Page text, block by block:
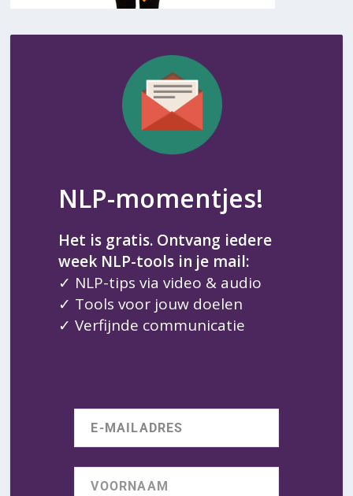
NLP-momentjes!
Het is gratis. Ontvang iedere
week NLP-tools in je mail:
✓ NLP-tips via video & audio
✓ Tools voor jouw doelen
✓ Verfijnde communicatie